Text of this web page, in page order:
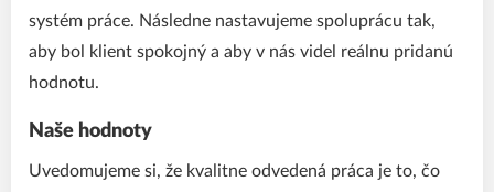
systém práce. Následne nastavujeme spoluprácu tak,
aby bol klient spokojný a aby v nás videl reálnu pridanú
hodnotu.
Naše hodnoty
Uvedomujeme si, že kvalitne odvedená práca je to, čo